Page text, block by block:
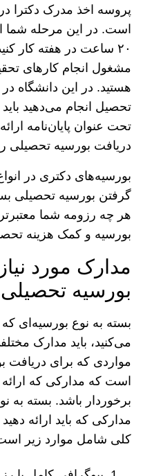
است. در این مرحله شما
۲۰ ساعت در هفته کار
مشغول انجام کار‌های
هستید. در این دانشگاه
تحصیل انجام می‌دهید باید
تحت عنوان پایان‌نامه
دریافت بورسیه تحصیلی
بورسیه‌های دکتری در
گرفتن بورسیه تحصیلی
هر چه رزومه شما
بورسیه و کمک هزینه
مدارک مورد
بورسیه تحصیلی
بسته به نوع بورسیه‌ای
می‌کنید، باید مدارک
مواردی که برای دریافت
است که مدارکی که ارائه
برخوردار باشد. بسته
مدارکی که باید ارائه
کلی شامل موارد زیر